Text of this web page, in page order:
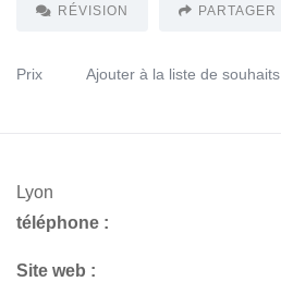
RÉVISION PARTAGER
Prix Ajouter à la liste de souhaits
Lyon
téléphone :
Site web :